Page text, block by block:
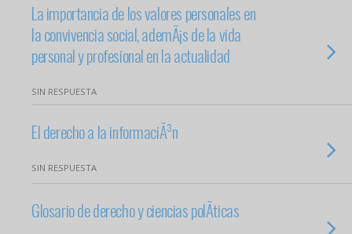
La importancia de los valores personales en
la convivencia social, ademÃ¡s de la vida
personal y profesional en la actualidad
SIN RESPUESTA
El derecho a la informaciÃ³n
SIN RESPUESTA
Glosario de derecho y ciencias polÃ­ticas